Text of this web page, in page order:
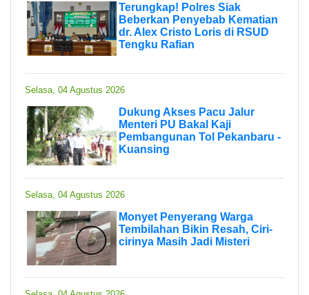
Terungkap! Polres Siak
Beberkan Penyebab Kematian
dr. Alex Cristo Loris di RSUD
Tengku Rafian
Selasa, 04 Agustus 2026
Dukung Akses Pacu Jalur
Menteri PU Bakal Kaji
Pembangunan Tol Pekanbaru -
Kuansing
Selasa, 04 Agustus 2026
Monyet Penyerang Warga
Tembilahan Bikin Resah, Ciri-
cirinya Masih Jadi Misteri